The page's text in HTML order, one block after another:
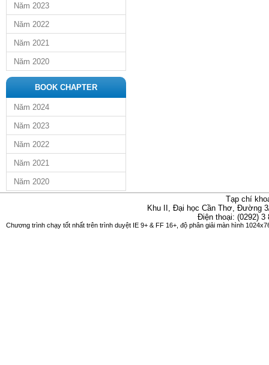
Năm 2023
Năm 2022
Năm 2021
Năm 2020
BOOK CHAPTER
Năm 2024
Năm 2023
Năm 2022
Năm 2021
Năm 2020
Tạp chí
Khu II, Đại học Cần Thơ, Đường
Điện thoại: (0292)
Chương trình chạy tốt nhất trên trình duyệt IE 9+ & FF 16+, độ phân giải màn hình